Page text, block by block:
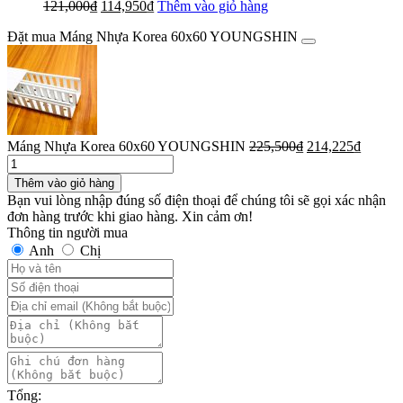
121,000₫ Giá
là:
114,950₫Giá
tại
Thêm vào giỏ hàng
Đặt mua Máng Nhựa Korea 60x60 YOUNGSHIN
Máng Nhựa Korea 60x60 YOUNGSHIN 225,500₫ Giá
225,500₫.
214,225₫Giá
là:
Số
lượng
Thêm vào giỏ hàng
Bạn vui lòng nhập đúng số điện thoại để chúng tôi sẽ gọi xác nhận
đơn hàng trước khi giao hàng. Xin cảm ơn!
Thông tin người mua
Anh
Chị
Tổng: